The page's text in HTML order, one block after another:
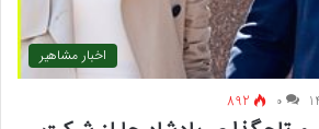
اخبار مشاهیر
۰ 892